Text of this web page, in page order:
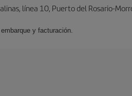
línea 10, Puerto del Rosario-
y facturación.